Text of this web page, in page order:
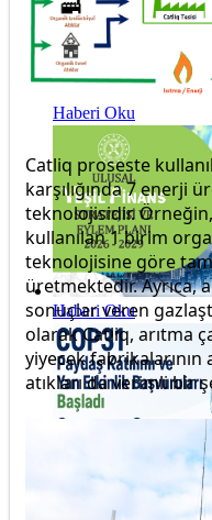
Haberi Oku
Haberi Oku
Haberi Oku
Catliq proseste
karşılığında 7 enerji
teknolojisidir.
kullanılan 1 birim
teknolojisine göre
üretmektedir. Ayrıca,
sonuçlar veren
olarak Catliq, arıtma
yiyecek fabrikalarının
atıkları da verimli bir